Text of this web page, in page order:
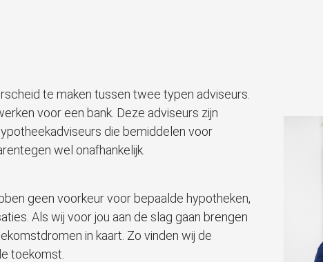
te maken tussen twee typen adviseurs.
voor een bank. Deze adviseurs zijn
die bemiddelen voor
wel onafhankelijk.
geen voorkeur voor bepaalde hypotheken,
Als wij voor jou aan de slag gaan brengen
in kaart. Zo vinden wij de
toekomst.